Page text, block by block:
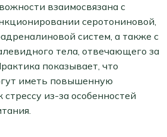
взаимосвязана с
серотониновой,
систем, а также с
тела, отвечающего за
показывает, что
иметь повышенную
из-за особенностей